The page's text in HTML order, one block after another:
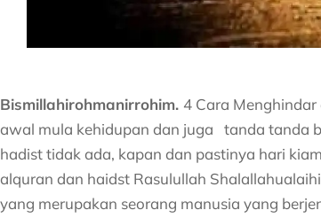
Bismillahirohmanirrohim. 4 Cara
awal mula kehidupan dan juga tanda tanda
hadist tidak ada, kapan dan pastinya hari
alquran dan haidst Rasulullah
yang merupakan seorang manusia yang